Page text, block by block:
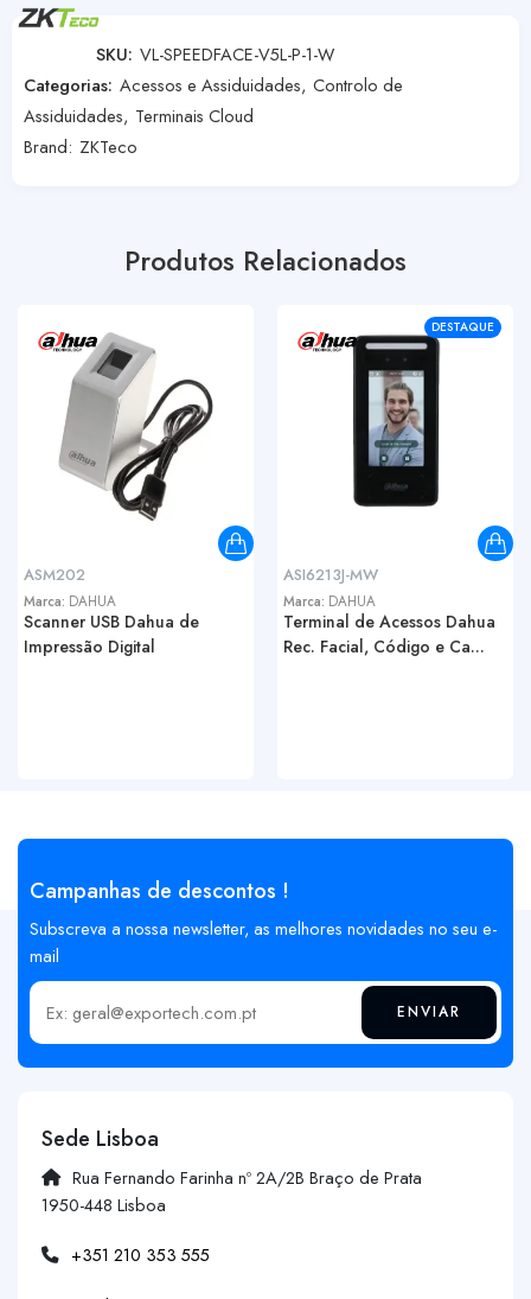
SKU: VL-SPEEDFACE-V5L-P-1-W
Categorias: Acessos e Assiduidades, Controlo de
Assiduidades, Terminais Cloud
Brand: ZKTeco
Produtos Relacionados
ASM202
Marca: DAHUA
Scanner USB Dahua de
Impressão Digital
DESTAQUE
ASI6213J-MW
Marca: DAHUA
Terminal de Acessos Dahua
Rec. Facial, Código e Ca...
Campanhas de descontos !
Subscreva a nossa newsletter, as melhores novidades no seu e-
mail
Insira o seu email ENVIAR
Sede Lisboa
Rua Fernando Farinha nº 2A/2B Braço de Prata
1950-448 Lisboa
+351 210 353 555